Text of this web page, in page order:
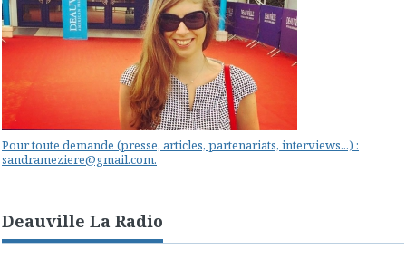
Pour toute demande (presse, articles, partenariats, interviews...) :
sandrameziere@gmail.com.
Deauville La Radio